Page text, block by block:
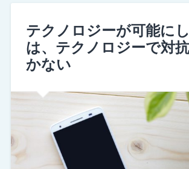
テクノロジーが可能に
は、テクノロジーで対
かない